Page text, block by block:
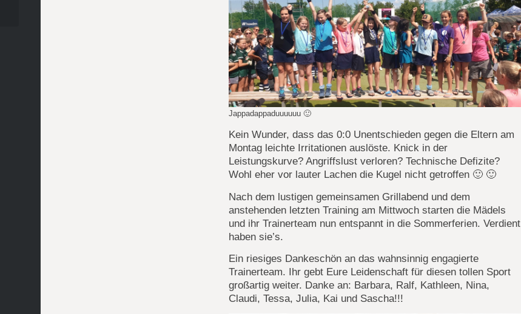
Jappadappaduuuuuu 🙂
Kein Wunder, dass das 0:0 Unentschieden gegen die Eltern am
Montag leichte Irritationen auslöste. Knick in der
Leistungskurve? Angriffslust verloren? Technische Defizite?
Wohl eher vor lauter Lachen die Kugel nicht getroffen 🙂 🙂
Nach dem lustigen gemeinsamen Grillabend und dem
anstehenden letzten Training am Mittwoch starten die Mädels
und ihr Trainerteam nun entspannt in die Sommerferien. Verdient
haben sie’s.
Ein riesiges Dankeschön an das wahnsinnig engagierte
Trainerteam. Ihr gebt Eure Leidenschaft für diesen tollen Sport
großartig weiter. Danke an: Barbara, Ralf, Kathleen, Nina,
Claudi, Tessa, Julia, Kai und Sascha!!!